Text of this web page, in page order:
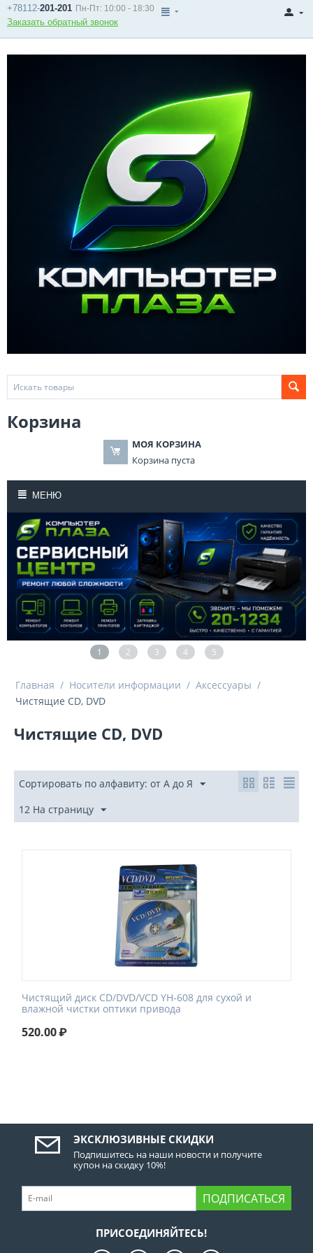
+78112-201-201 Пн-Пт: 10:00 - 18:30
Заказать обратный звонок
Корзина
МОЯ КОРЗИНА
Корзина пуста
МЕНЮ
1 2 3 4 5
Главная / Носители информации / Аксесcуары /
Чистящие CD, DVD
Чистящие CD, DVD
Сортировать по алфавиту: от А до Я
12 На страницу
Чистящий диск CD/DVD/VCD YH-608 для сухой и
влажной чистки оптики привода
520.00₽
ЭКСКЛЮЗИВНЫЕ СКИДКИ
Подпишитесь на наши новости и получите
купон на скидку 10%!
ПОДПИСАТЬСЯ
ПРИСОЕДИНЯЙТЕСЬ!